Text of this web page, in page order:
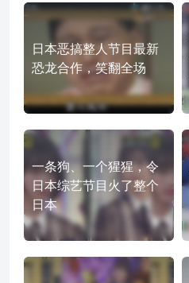
日本恶搞整人节目最新
恐龙合作，笑翻全场
一条狗、一个猩猩，令
日本综艺节目火了整个
日本